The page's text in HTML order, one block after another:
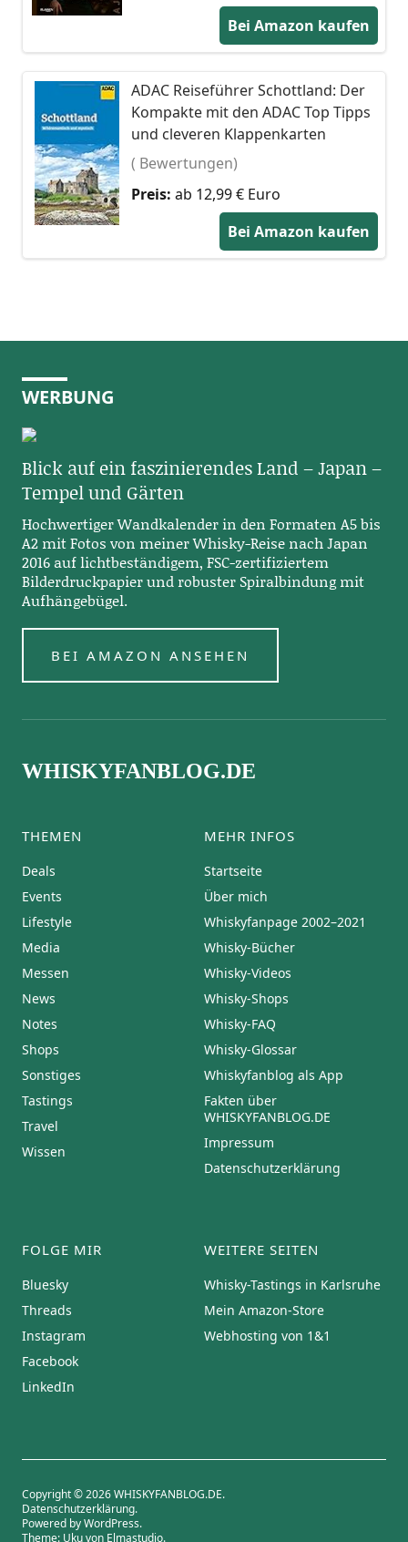
Bei Amazon kaufen
ADAC Reiseführer Schottland: Der
Kompakte mit den ADAC Top Tipps
und cleveren Klappenkarten
( Bewertungen)
Preis: ab 12,99 € Euro
Bei Amazon kaufen
WERBUNG
Blick auf ein faszinierendes Land – Japan –
Tempel und Gärten
Hochwertiger Wandkalender in den Formaten A5 bis
A2 mit Fotos von meiner Whisky-Reise nach Japan
2016 auf lichtbeständigem, FSC-zertifiziertem
Bilderdruckpapier und robuster Spiralbindung mit
Aufhängebügel.
BEI AMAZON ANSEHEN
WHISKYFANBLOG.DE
THEMEN
Deals
Events
Lifestyle
Media
Messen
News
Notes
Shops
Sonstiges
Tastings
Travel
Wissen
MEHR INFOS
Startseite
Über mich
Whiskyfanpage 2002–2021
Whisky-Bücher
Whisky-Videos
Whisky-Shops
Whisky-FAQ
Whisky-Glossar
Whiskyfanblog als App
Fakten über
WHISKYFANBLOG.DE
Impressum
Datenschutzerklärung
FOLGE MIR
Bluesky
Threads
Instagram
Facebook
LinkedIn
WEITERE SEITEN
Whisky-Tastings in Karlsruhe
Mein Amazon-Store
Webhosting von 1&1
Copyright © 2026 WHISKYFANBLOG.DE
Datenschutzerklärung
Powered byWordPress
Theme: Uku von Elmastudio